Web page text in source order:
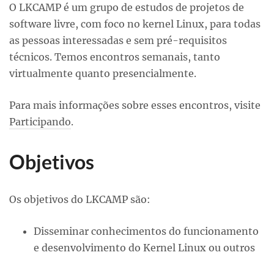
O LKCAMP é um grupo de estudos de projetos de
software livre, com foco no kernel Linux, para todas
as pessoas interessadas e sem pré-requisitos
técnicos. Temos encontros semanais, tanto
virtualmente quanto presencialmente.
Para mais informações sobre esses encontros, visite
Participando.
Objetivos
Os objetivos do LKCAMP são:
Disseminar conhecimentos do funcionamento
e desenvolvimento do Kernel Linux ou outros